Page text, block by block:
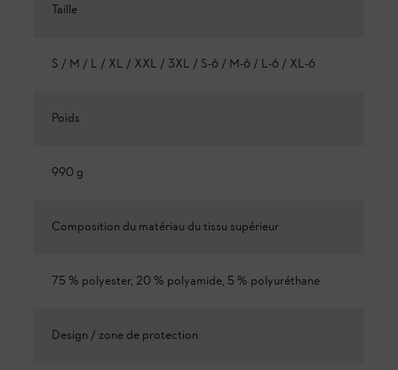
Taille
S / M / L / XL / XXL / 3XL / S-6 / M-6 / L-6 / XL-6
Poids
990 g
Composition du matériau du tissu supérieur
75 % polyester, 20 % polyamide, 5 % polyuréthane
Design / zone de protection